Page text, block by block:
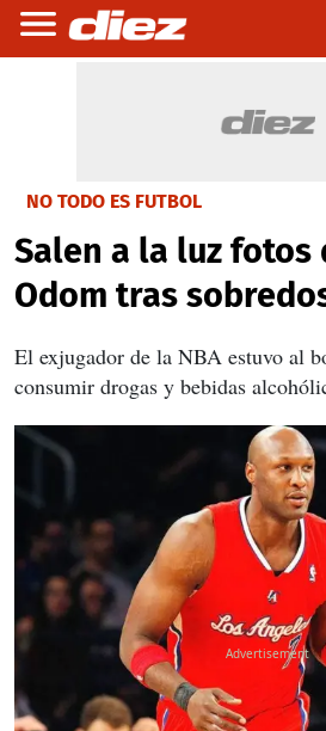
NO TODO ES FUTBOL
Salen a la luz fotos
Odom tras
El exjugador de la NBA estuvo al
consumir drogas y bebidas